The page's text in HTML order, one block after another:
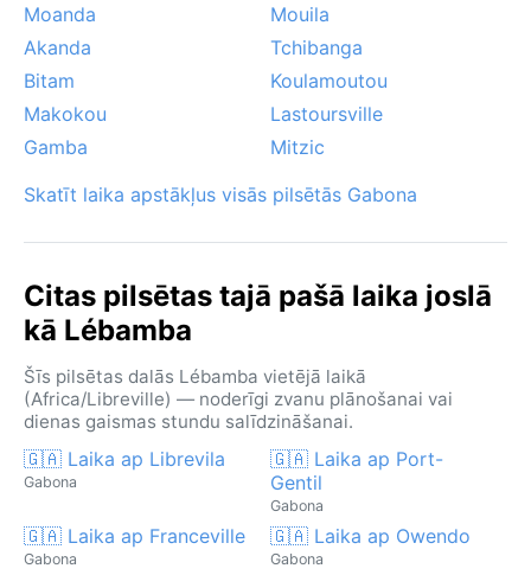
Moanda
Mouila
Akanda
Tchibanga
Bitam
Koulamoutou
Makokou
Lastoursville
Gamba
Mitzic
Skatīt laika apstākļus visās pilsētās Gabona
Citas pilsētas tajā pašā laika joslā
kā Lébamba
Šīs pilsētas dalās Lébamba vietējā laikā
(Africa/Libreville) — noderīgi zvanu plānošanai vai
dienas gaismas stundu salīdzināšanai.
🇬🇦 Laika ap Librevila
Gabona
🇬🇦 Laika ap Port-
Gentil
Gabona
🇬🇦 Laika ap Franceville
Gabona
🇬🇦 Laika ap Owendo
Gabona